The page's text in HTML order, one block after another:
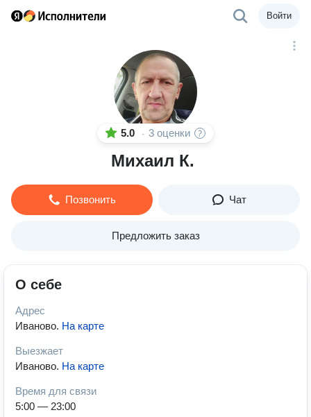
Войти
5.0 · 3 оценки
Михаил К.
Позвонить Чат
Предложить заказ
О себе
Адрес
Иваново. На карте
Выезжает
Иваново. На карте
Время для связи
5:00 — 23:00